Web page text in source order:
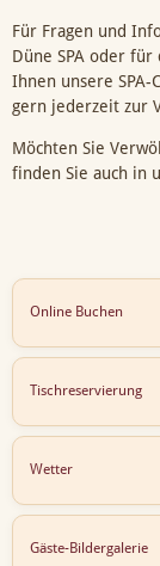
Für Fragen und
Düne SPA oder
Ihnen unsere
gern jederzeit zur
Möchten Sie
finden Sie auch in
Online Buchen
Tischreservierung
Wetter
Gäste-Bildergalerie